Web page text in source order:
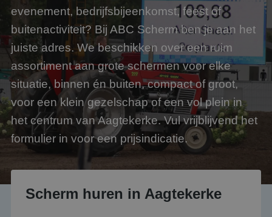
evenement, bedrijfsbijeenkomst, feest of
buitenactiviteit? Bij ABC Scherm ben je aan het
juiste adres. We beschikken over een ruim
assortiment aan grote schermen voor elke
situatie, binnen én buiten, compact of groot,
voor een klein gezelschap of een vol plein in
het centrum van Aagtekerke. Vul vrijblijvend het
formulier in voor een prijsindicatie.
Scherm huren in Aagtekerke